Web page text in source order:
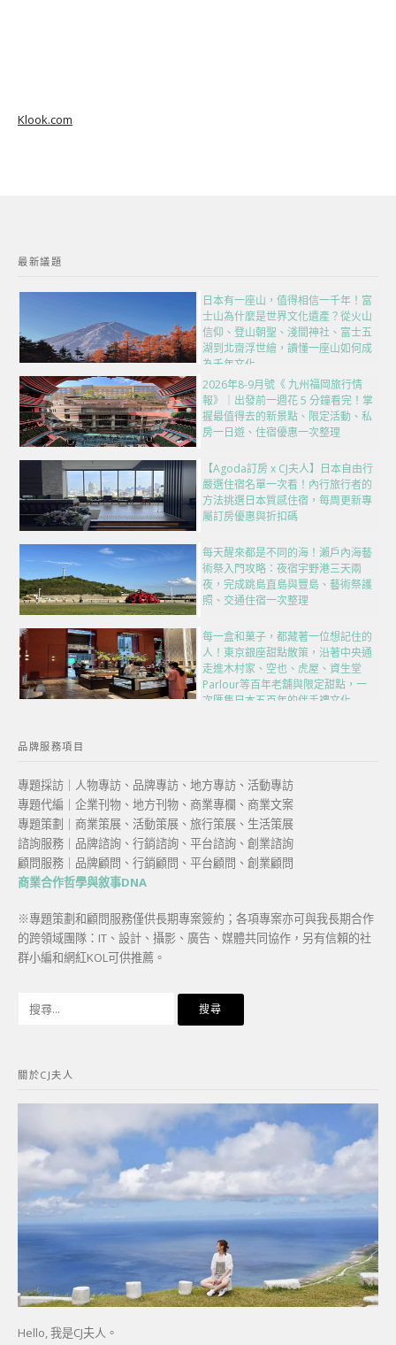
Klook.com
最新議題
日本有一座山，值得相信一千年！富
士山為什麼是世界文化遺產？從火山
信仰、登山朝聖、淺間神社、富士五
湖到北齋浮世繪，讀懂一座山如何成
為千年文化
2026年8-9月號《 九州福岡旅行情
報》｜出發前一週花 5 分鐘看完！掌
握最值得去的新景點、限定活動、私
房一日遊、住宿優惠一次整理
【Agoda訂房 x CJ夫人】日本自由行
嚴選住宿名單一次看！內行旅行者的
方法挑選日本質感住宿，每周更新專
屬訂房優惠與折扣碼
每天醒來都是不同的海！瀨戶內海藝
術祭入門攻略：夜宿宇野港三天兩
夜，完成跳島直島與豐島、藝術祭護
照、交通住宿一次整理
每一盒和菓子，都藏著一位想記住的
人！東京銀座甜點散策，沿著中央通
走進木村家、空也、虎屋、資生堂
Parlour等百年老舖與限定甜點，一
次匯集日本五百年的伴手禮文化
品牌服務項目
專題採訪｜人物專訪、品牌專訪、地方專訪、活動專訪
專題代編｜企業刊物、地方刊物、商業專欄、商業文案
專題策劃｜商業策展、活動策展、旅行策展、生活策展
諮詢服務｜品牌諮詢、行銷諮詢、平台諮詢、創業諮詢
顧問服務｜品牌顧問、行銷顧問、平台顧問、創業顧問
商業合作哲學與敘事DNA
※專題策劃和顧問服務僅供長期專案簽約；各項專案亦可與我長期合作
的跨領域團隊：IT、設計、攝影、廣告、媒體共同協作，另有信賴的社
群小編和網紅KOL可供推薦。
字:
關於CJ夫人
Hello, 我是CJ夫人。